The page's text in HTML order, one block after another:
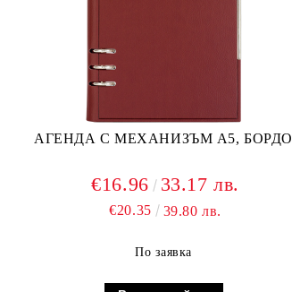
АГЕНДА С МЕХАНИЗЪМ А5, БОРДО
€16.96 33.17 лв.
€20.35 39.80 лв.
По заявка